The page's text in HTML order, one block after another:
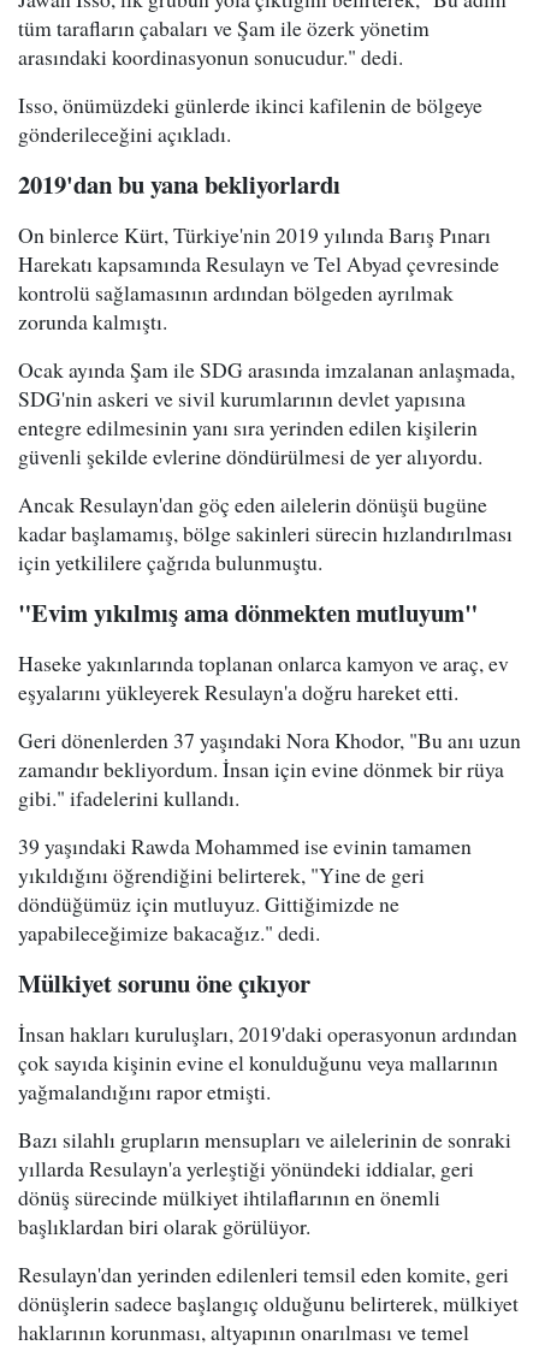
tüm tarafların çabaları ve Şam ile özerk yönetim
arasındaki koordinasyonun sonucudur." dedi.
Isso, önümüzdeki günlerde ikinci kafilenin de bölgeye
gönderileceğini açıkladı.
2019'dan bu yana bekliyorlardı
On binlerce Kürt, Türkiye'nin 2019 yılında Barış Pınarı
Harekatı kapsamında Resulayn ve Tel Abyad çevresinde
kontrolü sağlamasının ardından bölgeden ayrılmak
zorunda kalmıştı.
Ocak ayında Şam ile SDG arasında imzalanan anlaşmada,
SDG'nin askeri ve sivil kurumlarının devlet yapısına
entegre edilmesinin yanı sıra yerinden edilen kişilerin
güvenli şekilde evlerine döndürülmesi de yer alıyordu.
Ancak Resulayn'dan göç eden ailelerin dönüşü bugüne
kadar başlamamış, bölge sakinleri sürecin hızlandırılması
için yetkililere çağrıda bulunmuştu.
"Evim yıkılmış ama dönmekten mutluyum"
Haseke yakınlarında toplanan onlarca kamyon ve araç, ev
eşyalarını yükleyerek Resulayn'a doğru hareket etti.
Geri dönenlerden 37 yaşındaki Nora Khodor, "Bu anı uzun
zamandır bekliyordum. İnsan için evine dönmek bir rüya
gibi." ifadelerini kullandı.
39 yaşındaki Rawda Mohammed ise evinin tamamen
yıkıldığını öğrendiğini belirterek, "Yine de geri
döndüğümüz için mutluyuz. Gittiğimizde ne
yapabileceğimize bakacağız." dedi.
Mülkiyet sorunu öne çıkıyor
İnsan hakları kuruluşları, 2019'daki operasyonun ardından
çok sayıda kişinin evine el konulduğunu veya mallarının
yağmalandığını rapor etmişti.
Bazı silahlı grupların mensupları ve ailelerinin de sonraki
yıllarda Resulayn'a yerleştiği yönündeki iddialar, geri
dönüş sürecinde mülkiyet ihtilaflarının en önemli
başlıklardan biri olarak görülüyor.
Resulayn'dan yerinden edilenleri temsil eden komite, geri
dönüşlerin sadece başlangıç olduğunu belirterek, mülkiyet
haklarının korunması, altyapının onarılması ve temel